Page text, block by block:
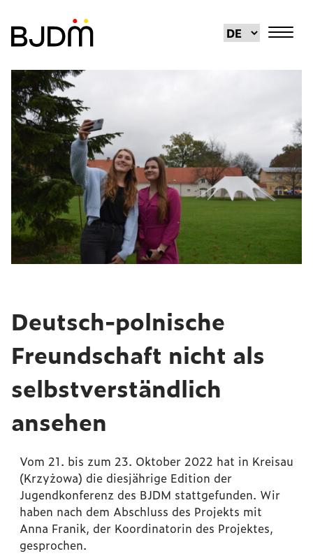
Deutsch-polnische
Freundschaft nicht als
selbstverständlich
ansehen
Vom 21. bis zum 23. Oktober 2022 hat in Kreisau
(Krzyżowa) die diesjährige Edition der
Jugendkonferenz des BJDM stattgefunden. Wir
haben nach dem Abschluss des Projekts mit
Anna Franik, der Koordinatorin des Projektes,
gesprochen.